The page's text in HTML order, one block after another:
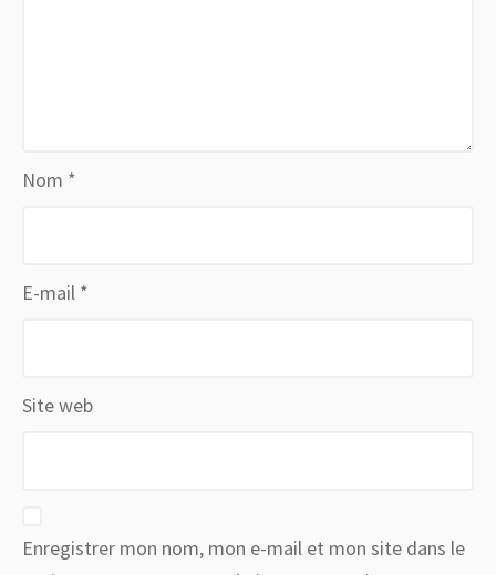
Nom *
E-mail *
Site web
Enregistrer mon nom, mon e-mail et mon site dans le